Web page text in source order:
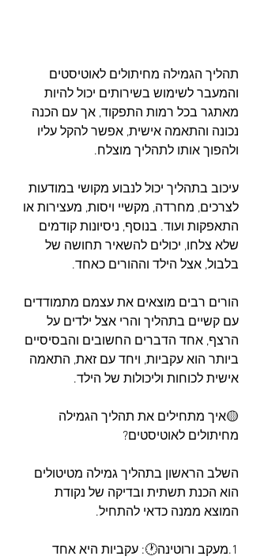
תהליך הגמילה מחיתולים לאוטיסטים
והמעבר לשימוש בשירותים יכול להיות
מאתגר בכל רמות התפקוד, אך עם הכנה
נכונה והתאמה אישית, אפשר להקל עליו
ולהפוך אותו לתהליך מוצלח.
עיכוב בתהליך יכול לנבוע מקושי במודעות
לצרכים, מחרדה, מקשיי ויסות, מעצירות או
התאפקות ועוד. בנוסף, ניסיונות קודמים
שלא צלחו, יכולים להשאיר תחושה של
בלבול, אצל הילד וההורים כאחד.
הורים רבים מוצאים את עצמם מתמודדים
עם קשיים בתהליך והרי אצל ילדים על
הרצף, אחד הדברים החשובים והבסיסיים
ביותר הוא עקביות, ויחד עם זאת, התאמה
אישית לכוחות וליכולות של הילד.
🟡איך מתחילים את תהליך הגמילה
מחיתולים לאוטיסטים?
השלב הראשון בתהליך גמילה מטיטולים
הוא הכנת תשתית ובדיקה של נקודת
המוצא ממנה כדאי להתחיל.
1.מעקב ורוטינה🕐: עקביות היא אחד